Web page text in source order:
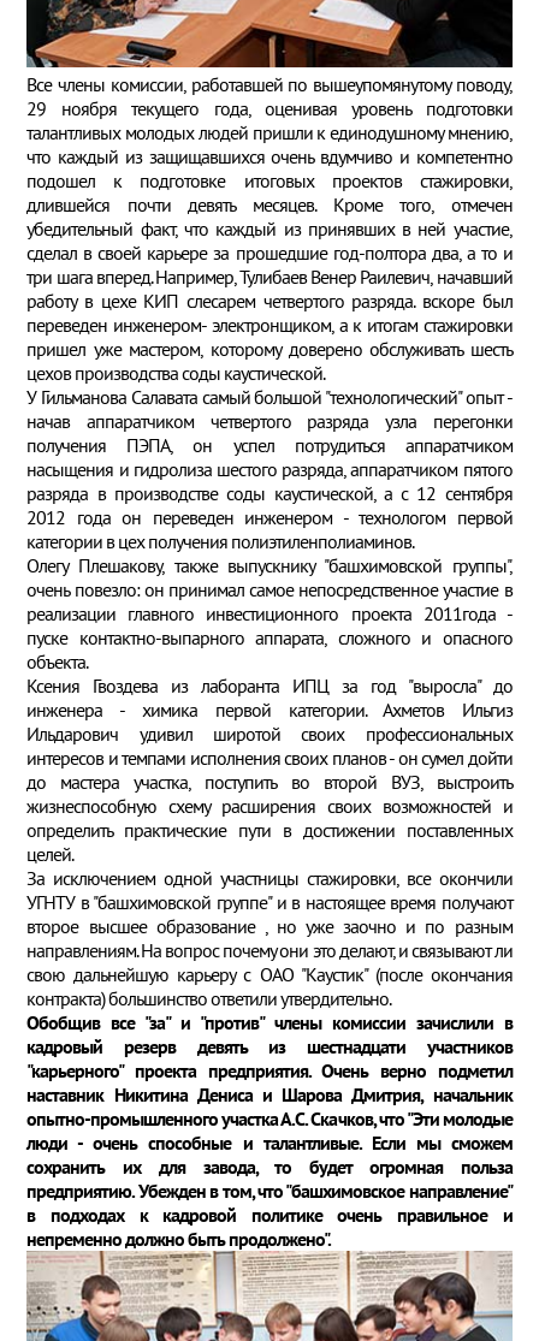
Все члены комиссии, работавшей по вышеупомянутому поводу,
29 ноября текущего года, оценивая уровень подготовки
талантливых молодых людей пришли к единодушному мнению,
что каждый из защищавшихся очень вдумчиво и компетентно
подошел к подготовке итоговых проектов стажировки,
длившейся почти девять месяцев. Кроме того, отмечен
убедительный факт, что каждый из принявших в ней участие,
сделал в своей карьере за прошедшие год-полтора два, а то и
три шага вперед. Например, Тулибаев Венер Раилевич, начавший
работу в цехе КИП слесарем четвертого разряда. вскоре был
переведен инженером- электронщиком, а к итогам стажировки
пришел уже мастером, которому доверено обслуживать шесть
цехов производства соды каустической.
У Гильманова Салавата самый большой "технологический" опыт -
начав аппаратчиком четвертого разряда узла перегонки
получения ПЭПА, он успел потрудиться аппаратчиком
насыщения и гидролиза шестого разряда, аппаратчиком пятого
разряда в производстве соды каустической, а с 12 сентября
2012 года он переведен инженером - технологом первой
категории в цех получения полиэтиленполиаминов.
Олегу Плешакову, также выпускнику "башхимовской группы",
очень повезло: он принимал самое непосредственное участие в
реализации главного инвестиционного проекта 2011года -
пуске контактно-выпарного аппарата, сложного и опасного
объекта.
Ксения Гвоздева из лаборанта ИПЦ за год "выросла" до
инженера - химика первой категории. Ахметов Ильгиз
Ильдарович удивил широтой своих профессиональных
интересов и темпами исполнения своих планов - он сумел дойти
до мастера участка, поступить во второй ВУЗ, выстроить
жизнеспособную схему расширения своих возможностей и
определить практические пути в достижении поставленных
целей.
За исключением одной участницы стажировки, все окончили
УГНТУ в "башхимовской группе" и в настоящее время получают
второе высшее образование , но уже заочно и по разным
направлениям. На вопрос почему они это делают, и связывают ли
свою дальнейшую карьеру с ОАО "Каустик" (после окончания
контракта) большинство ответили утвердительно.
Обобщив все "за" и "против" члены комиссии зачислили в
кадровый резерв девять из шестнадцати участников
"карьерного" проекта предприятия. Очень верно подметил
наставник Никитина Дениса и Шарова Дмитрия, начальник
опытно-промышленного участка А.С. Скачков, что "Эти молодые
люди - очень способные и талантливые. Если мы сможем
сохранить их для завода, то будет огромная польза
предприятию. Убежден в том, что "башхимовское направление"
в подходах к кадровой политике очень правильное и
непременно должно быть продолжено".